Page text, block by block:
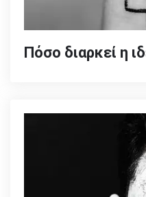
Πόσο διαρκεί η